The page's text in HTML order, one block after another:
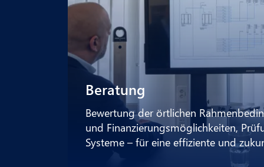
Beratung
Bewertung der örtlichen
und Finanzierungsmöglichkeiten,
Systeme – für eine effiziente und